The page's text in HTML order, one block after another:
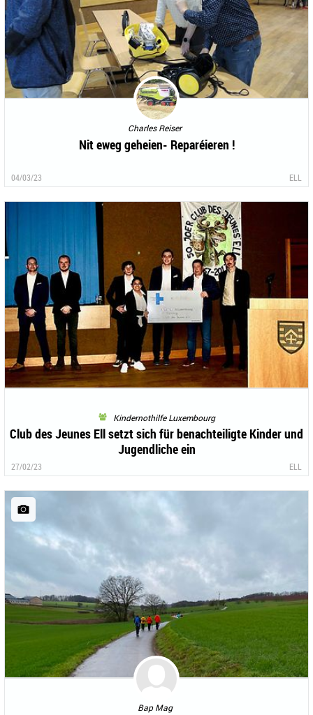
Charles Reiser
Nit eweg geheien- Reparéieren !
04/03/23 ELL
Kindernothilfe Luxembourg
Club des Jeunes Ell setzt sich für benachteiligte Kinder und
Jugendliche ein
27/02/23 ELL
Bap Mag